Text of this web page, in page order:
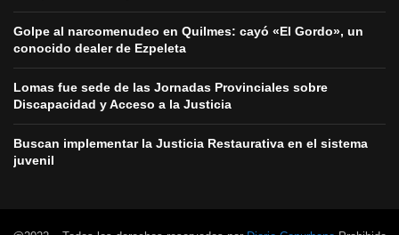
Golpe al narcomenudeo en Quilmes: cayó «El Gordo», un
conocido dealer de Ezpeleta
Lomas fue sede de las Jornadas Provinciales sobre
Discapacidad y Acceso a la Justicia
Buscan implementar la Justicia Restaurativa en el sistema
juvenil